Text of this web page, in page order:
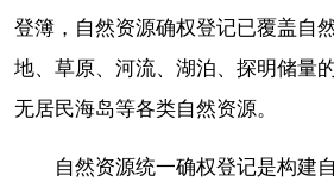
登簿，自然资源确权登记已覆盖自
地、草原、河流、湖泊、探明储量
无居民海岛等各类自然资源。
自然资源统一确权登记是构建